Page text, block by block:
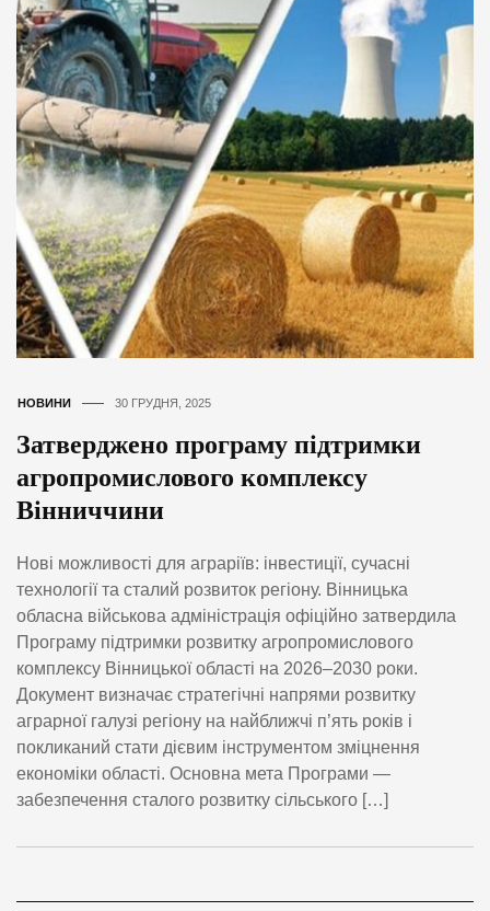
НОВИНИ 30 ГРУДНЯ, 2025
Затверджено програму підтримки
агропромислового комплексу
Вінниччини
Нові можливості для аграріїв: інвестиції, сучасні
технології та сталий розвиток регіону. Вінницька
обласна військова адміністрація офіційно затвердила
Програму підтримки розвитку агропромислового
комплексу Вінницької області на 2026–2030 роки.
Документ визначає стратегічні напрями розвитку
аграрної галузі регіону на найближчі п’ять років і
покликаний стати дієвим інструментом зміцнення
економіки області. Основна мета Програми —
забезпечення сталого розвитку сільського […]